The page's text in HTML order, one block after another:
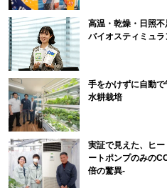
高温・乾燥・日照不
バイオスティミュ
手をかけずに自動
水耕栽培
実証で見えた、ヒ
ートポンプのみの
倍の驚異-